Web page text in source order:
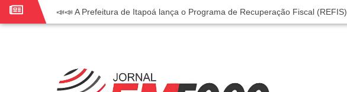
📣📣 A Prefeitura de Itapoá lança o Programa de Recuperação Fiscal (REFIS).
Workshop sobre atendimento encantador inspira empreendedores em Itapoá